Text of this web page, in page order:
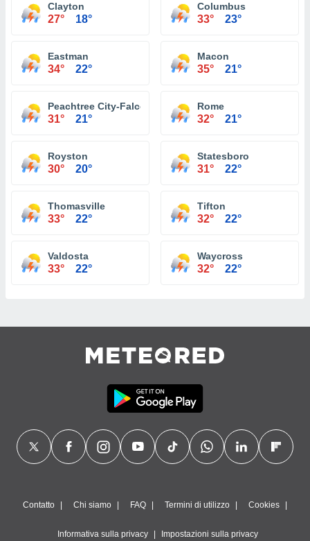
Clayton
27° 18°
Columbus
33° 23°
Eastman
34° 22°
Macon
35° 21°
Peachtree City-Falcon Field Atlanta
31° 21°
Rome
32° 21°
Royston
30° 20°
Statesboro
31° 22°
Thomasville
33° 22°
Tifton
32° 22°
Valdosta
33° 22°
Waycross
32° 22°
Contatto Chi siamo FAQ Termini di utilizzo Cookies
Informativa sulla privacy Impostazioni sulla privacy